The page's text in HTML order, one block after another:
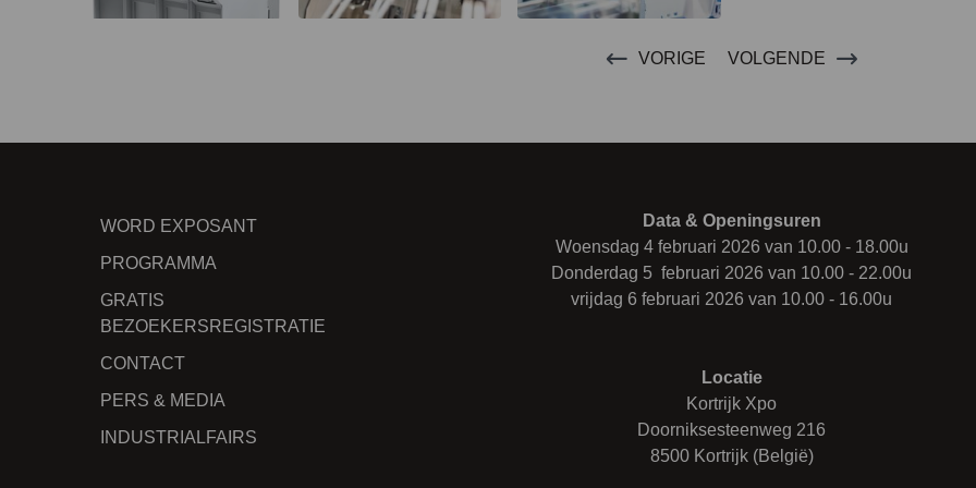
VORIGE VOLGENDE
WORD EXPOSANT
PROGRAMMA
GRATIS
BEZOEKERSREGISTRATIE
CONTACT
PERS & MEDIA
INDUSTRIALFAIRS
Data & Openingsuren
Woensdag 4 februari 2026 van 10.00 - 18.00u
Donderdag 5 februari 2026 van 10.00 - 22.00u
vrijdag 6 februari 2026 van 10.00 - 16.00u
Locatie
Kortrijk Xpo
Doorniksesteenweg 216
8500 Kortrijk (België)